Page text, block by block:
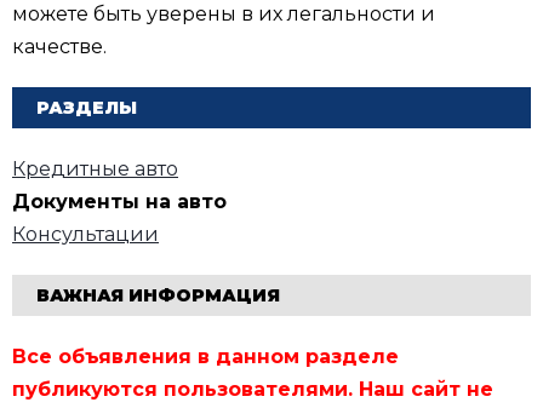
можете быть уверены в их легальности и
качестве.
РАЗДЕЛЫ
Кредитные авто
Документы на авто
Консультации
ВАЖНАЯ ИНФОРМАЦИЯ
Все объявления в данном разделе
публикуются пользователями. Наш сайт не